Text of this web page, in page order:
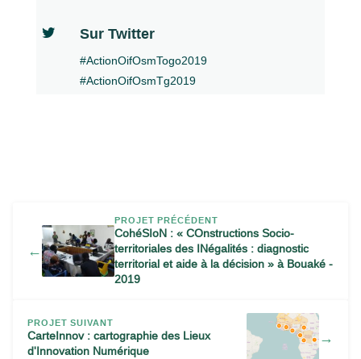
 Sur Twitter
#ActionOifOsmTogo2019
#ActionOifOsmTg2019
←
PROJET PRÉCÉDENT
CohéSIoN : « COnstructions Socio-
territoriales des INégalités : diagnostic
territorial et aide à la décision » à Bouaké -
2019
PROJET SUIVANT
CarteInnov : cartographie des Lieux
d'Innovation Numérique
→